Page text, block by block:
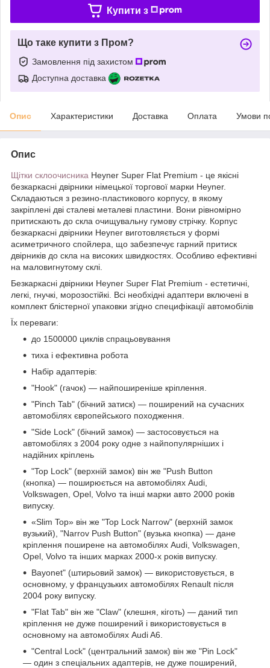
Купити з
Що таке купити з Пром?
Замовлення під захистом
Доступна доставка
Опис Характеристики Доставка Оплата Умови
Опис
Щітки склоочисника Heyner Super Flat Premium - це якісні
безкаркасні двірники німецької торгової марки Heyner.
Складаються з резино-пластикового корпусу, в якому
закріплені дві сталеві металеві пластини. Вони рівномірно
притискають до скла очищувальну гумову стрічку. Корпус
безкаркасні двірники Heyner виготовляється у формі
асиметричного спойлера, що забезпечує гарний притиск
двірників до скла на високих швидкостях. Особливо ефективні
на маловигнутому склі.
Безкаркасні двірники Heyner Super Flat Premium - естетичні,
легкі, гнучкі, морозостійкі. Всі необхідні адаптери включені в
комплект блістерної упаковки згідно специфікації автомобілів
Їх переваги:
до 1500000 циклів спрацьовування
тиха і ефективна робота
Набір адаптерів:
"Hook" (гачок) — найпоширеніше кріплення.
"Pinch Tab" (бічний затиск) — поширений на сучасних
автомобілях європейського походження.
"Side Lock" (бічний замок) — застосовується на
автомобілях з 2004 року одне з найпопулярніших і
надійних кріплень
"Top Lock" (верхній замок) він же "Push Button
(кнопка) — поширюється на автомобілях Audi,
Volkswagen, Opel, Volvo та інші марки авто 2000 років
випуску.
«Slim Top» він же "Top Lock Narrow" (верхній замок
вузький), "Narrov Push Button" (вузька кнопка) — дане
кріплення поширене на автомобілях Audi, Volkswagen,
Opel, Volvo та інших марках 2000-х років випуску.
Bayonet" (штирьовий замок) — використовується, в
основному, у французьких автомобілях Renault після
2004 року випуску.
"Flat Tab" він же "Claw" (клешня, кіготь) — даний тип
кріплення не дуже поширений і використовується в
основному на автомобілях Audi A6.
"Central Lock" (центральний замок) він же "Pin Lock"
— один з спеціальних адаптерів, не дуже поширений,